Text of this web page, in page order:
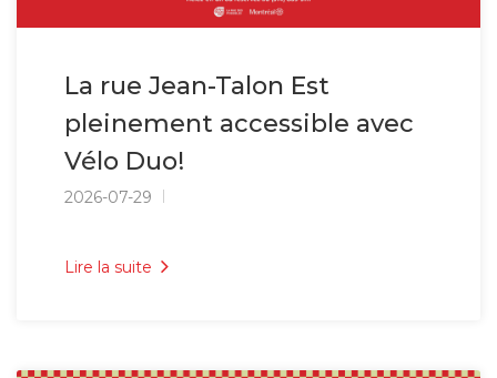
La rue Jean-Talon Est
pleinement accessible avec
Vélo Duo!
2026-07-29
Lire la suite